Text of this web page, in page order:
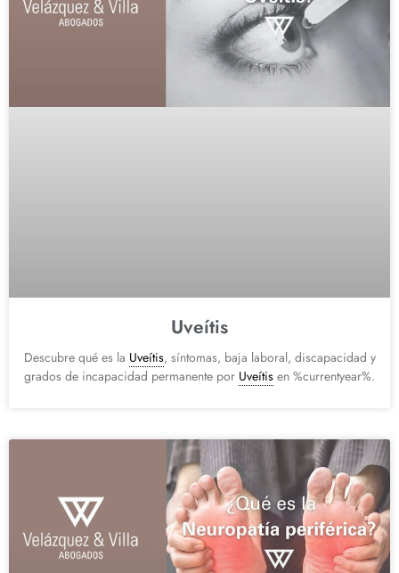
Uveítis
Descubre qué es la Uveítis, síntomas, baja laboral, discapacidad y
grados de incapacidad permanente por Uveítis en %currentyear%.